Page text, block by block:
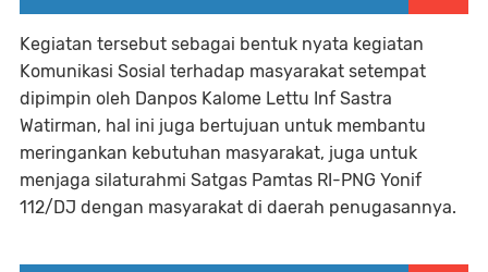
Kegiatan tersebut sebagai bentuk nyata kegiatan
Komunikasi Sosial terhadap masyarakat setempat
dipimpin oleh Danpos Kalome Lettu Inf Sastra
Watirman, hal ini juga bertujuan untuk membantu
meringankan kebutuhan masyarakat, juga untuk
menjaga silaturahmi Satgas Pamtas RI-PNG Yonif
112/DJ dengan masyarakat di daerah penugasannya.